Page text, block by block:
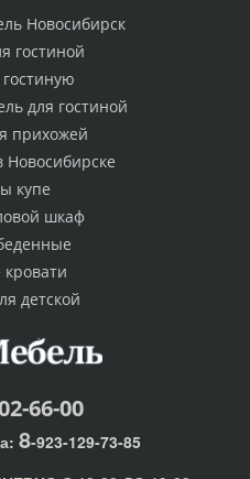
Новосибирск
гостиной
для гостиной
прихожей
купе
шкаф
кровати
детской
66-00
8-923-129-73-85